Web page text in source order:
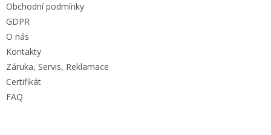
Obchodní podmínky
GDPR
O nás
Kontakty
Záruka, Servis, Reklamace
Certifikát
FAQ